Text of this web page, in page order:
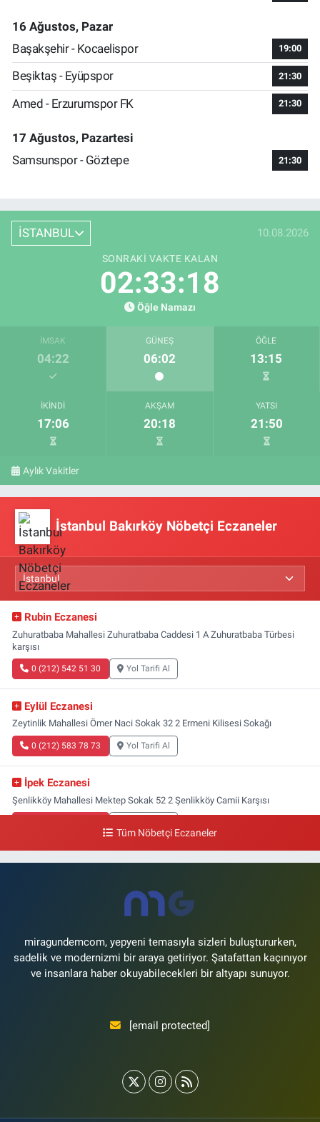
16 Ağustos, Pazar
Başakşehir - Kocaelispor
19:00
Beşiktaş - Eyüpspor 21:30
Amed - Erzurumspor FK 21:30
17 Ağustos, Pazartesi
Samsunspor - Göztepe
21:30
İSTANBUL 10.08.2026
SONRAKI VAKTE KALAN
02:33:18
Öğle Namazı
İMSAK
04:22
GÜNEŞ
06:02
ÖĞLE
13:15
İKINDI
17:06
AKŞAM
20:18
YATSI
21:50
Aylık Vakitler
İstanbul Bakırköy Nöbetçi Eczaneler
Rubin Eczanesi
Zuhuratbaba Mahallesi Zuhuratbaba Caddesi 1 A Zuhuratbaba Türbesi
karşısı
0 (212) 542 51 30 Yol Tarifi Al
Eylül Eczanesi
Zeytinlik Mahallesi Ömer Naci Sokak 32 2 Ermeni Kilisesi Sokağı
0 (212) 583 78 73 Yol Tarifi Al
İpek Eczanesi
Şenlikköy Mahallesi Mektep Sokak 52 2 Şenlikköy Camii Karşısı
Gün Eczanesi
Yol Tarifi Al
Tüm Nöbetçi Eczaneler
miragundemcom, yepyeni temasıyla sizleri buluştururken,
sadelik ve modernizmi bir araya getiriyor. Şatafattan kaçınıyor
ve insanlara haber okuyabilecekleri bir altyapı sunuyor.
[email protected]